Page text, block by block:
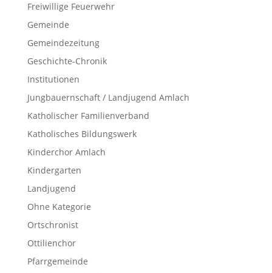
Freiwillige Feuerwehr
Gemeinde
Gemeindezeitung
Geschichte-Chronik
Institutionen
Jungbauernschaft / Landjugend Amlach
Katholischer Familienverband
Katholisches Bildungswerk
Kinderchor Amlach
Kindergarten
Landjugend
Ohne Kategorie
Ortschronist
Ottilienchor
Pfarrgemeinde